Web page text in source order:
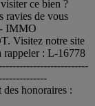
ce bien ?
ravies de vous
IMMO
Visitez notre site
rappeler : L-16778
honoraires :